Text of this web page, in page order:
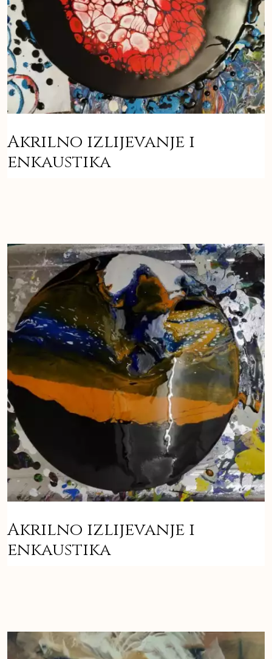
Akrilno izlijevanje i
enkaustika
Akrilno izlijevanje i
enkaustika